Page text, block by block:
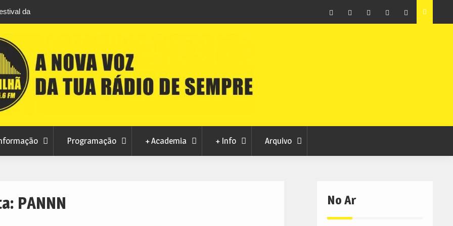
prepara futuro após edição que
a Penamacor
Municipal
Ferro recebe XXVI Festival de Folclore
Programação + Academia + Info Arquivo
PANNN No Ar